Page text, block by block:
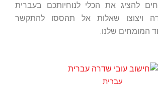
להציג את הכלי לנוחיותכם בעברית
ויצוצו שאלות אל תהססו להתקשר
המומחים שלנו.
עברית